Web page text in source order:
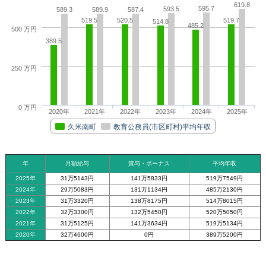
389.5
519.5 520.5 514.8
485.2
519.7
589.3 589.9 587.4 593.5 595.7 619.8
久米南町 教育公務員(市区町村)平均年収
2020年 2021年 2022年 2023年 2024年 2025年
0 万円
250 万円
500 万円
年 月額給与 賞与・ボーナス 平均年収
2025年 31万5143円 141万5833円
519万7549円
2024年
29万5083円 131万1134円
485万2130円
2023年
31万3320円 138万8175円
514万8015円
2022年
32万3300円 132万5450円
520万5050円
2021年
31万5125円 141万3634円
519万5134円
2020年
32万4600円 0円 389万5200円